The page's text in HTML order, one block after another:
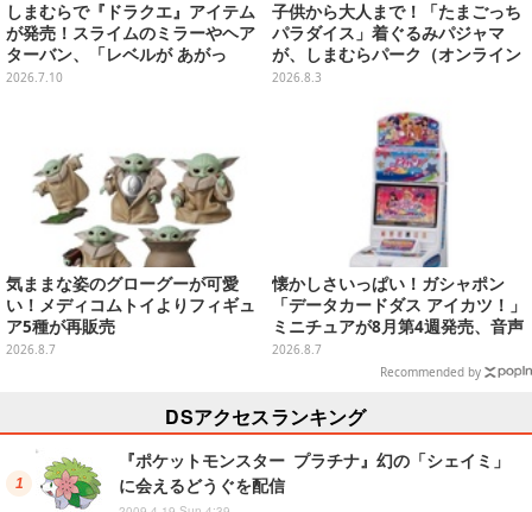
しまむらで『ドラクエ』アイテム
が発売！スライムのミラーやヘア
ターバン、「レベルが あがっ
た！」アクセサリーなど
2026.7.10
子供から大人まで！「たまごっち
パラダイス」着ぐるみパジャマ
が、しまむらパーク（オンライン
ストア）にて受注生産
2026.8.3
気ままな姿のグローグーが可愛
い！メディコムトイよりフィギュ
ア5種が再販売
2026.8.7
懐かしさいっぱい！ガシャポン
「データカードダス アイカツ！」
ミニチュアが8月第4週発売、音声
が流れる特別仕様も当たる
2026.8.7
Recommended by
DSアクセスランキング
『ポケットモンスター プラチナ』幻の「シェイミ」
に会えるどうぐを配信